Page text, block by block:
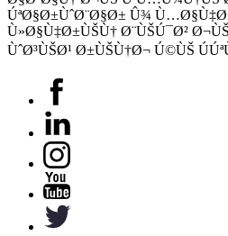
ÚªØ§Ø±ÙˆØ¨Ø§Ø± Û¾
Ù»Ø§Ù‡Ø±ÙŠÙ† Ø¨ÙŠÚ¯Ø²
ÙˆØ³ÙŠØ¹ Ø±ÙŠÙ†Ø¬ Ú©ÙŠ